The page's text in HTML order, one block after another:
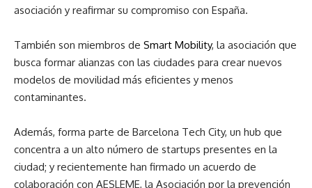
asociación y reafirmar su compromiso con España.
También son miembros de Smart Mobility, la asociación que
busca formar alianzas con las ciudades para crear nuevos
modelos de movilidad más eficientes y menos
contaminantes.
Además, forma parte de Barcelona Tech City, un hub que
concentra a un alto número de startups presentes en la
ciudad; y recientemente han firmado un acuerdo de
colaboración con AESLEME, la Asociación por la prevención